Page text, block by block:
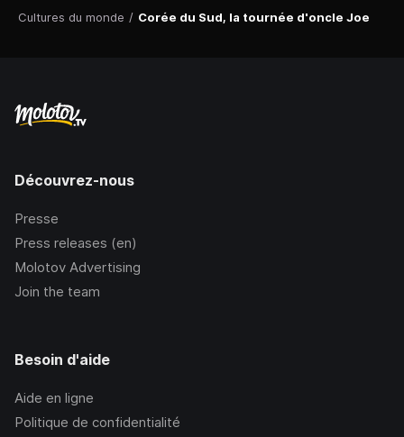
Cultures du monde / Corée du Sud, la tournée d'oncle Joe
Découvrez-nous
Presse
Press releases (en)
Molotov Advertising
Join the team
Besoin d'aide
Aide en ligne
Politique de confidentialité